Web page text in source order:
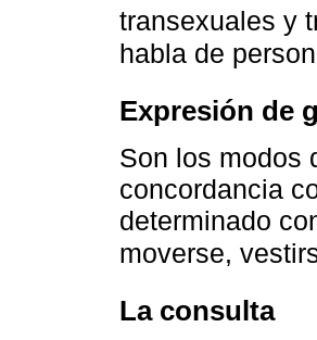
transexuales y
habla de
Expresión de
Son los modos
concordancia
determinado
moverse,
La consulta